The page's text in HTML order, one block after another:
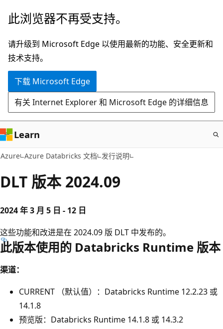
跳
主
要
内
此浏览器不再受支持。
请升级到 Microsoft Edge 以使用最新的功能、安全更新和
技术支持。
下载 Microsoft Edge
有关 Internet Explorer 和 Microsoft Edge 的详细信息
Learn
Azure Azure Databricks 文档 发行说明
DLT 版本 2024.09
2024 年 3 月 5 日 - 12 日
这些功能和改进是在 2024.09 版 DLT 中发布的。
此版本使用的 Databricks Runtime 版本
渠道：
CURRENT （默认值）：Databricks Runtime 12.2.23 或
14.1.8
预览版：Databricks Runtime 14.1.8 或 14.3.2